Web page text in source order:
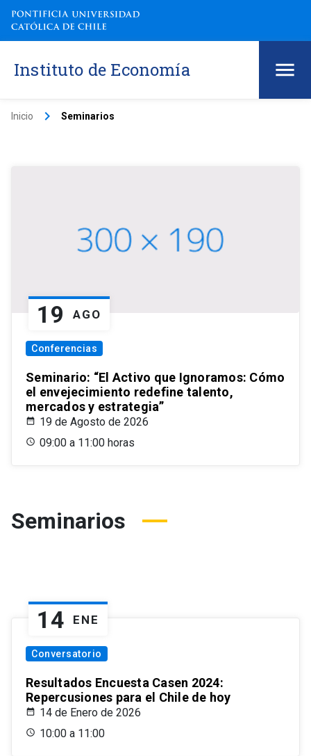
Instituto de Economía
Inicio keyboard_arrow_right Seminarios
19 AGO
Conferencias
Seminario: “El Activo que Ignoramos: Cómo
el envejecimiento redefine talento,
mercados y estrategia”
19 de Agosto de 2026
09:00 a 11:00 horas
Seminarios
14 ENE
Conversatorio
Resultados Encuesta Casen 2024:
Repercusiones para el Chile de hoy
14 de Enero de 2026
10:00 a 11:00